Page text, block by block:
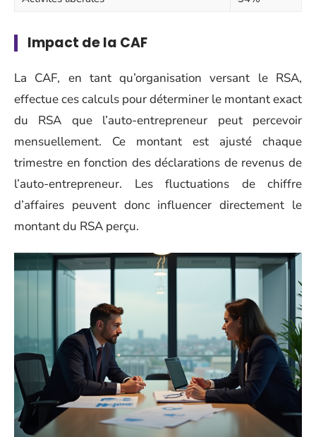
Impact de la CAF
La CAF, en tant qu’organisation versant le RSA,
effectue ces calculs pour déterminer le montant exact
du RSA que l’auto-entrepreneur peut percevoir
mensuellement. Ce montant est ajusté chaque
trimestre en fonction des déclarations de revenus de
l’auto-entrepreneur. Les fluctuations de chiffre
d’affaires peuvent donc influencer directement le
montant du RSA perçu.